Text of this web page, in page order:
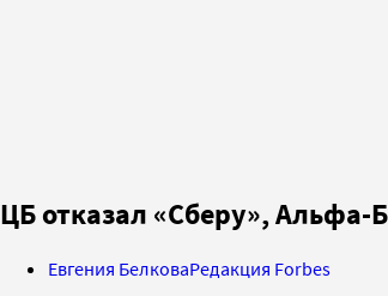
ЦБ отказал «Сберу», Альфа-
Евгения БелковаРедакция Forbes